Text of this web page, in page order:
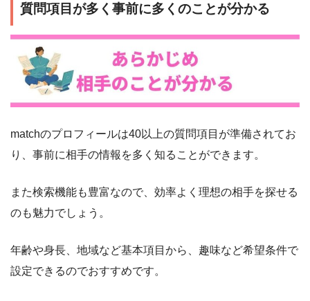
質問項目が多く事前に多くのことが分かる
matchのプロフィールは40以上の質問項目が準備されてお
り、事前に相手の情報を多く知ることができます。
また検索機能も豊富なので、効率よく理想の相手を探せる
のも魅力でしょう。
年齢や身長、地域など基本項目から、趣味など希望条件で
設定できるのでおすすめです。